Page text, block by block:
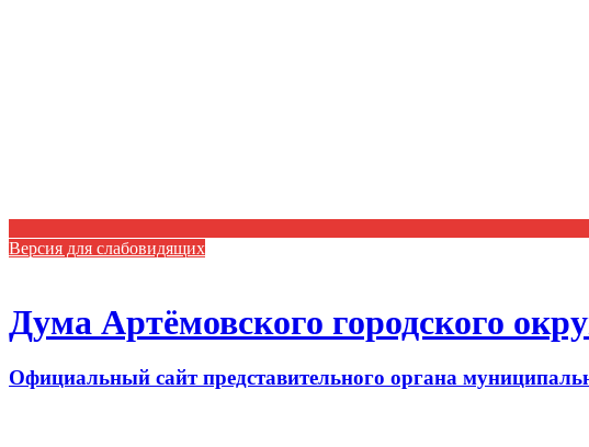
Версия для слабовидящих
Дума Артёмовского городского
Официальный сайт представительного органа